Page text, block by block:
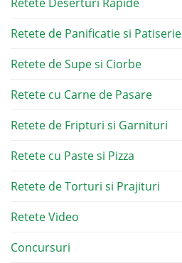
Retete de Panificatie si Patiserie
Retete de Supe si Ciorbe
Retete cu Carne de Pasare
Retete de Fripturi si Garnituri
Retete cu Paste si Pizza
Retete de Torturi si Prajituri
Retete Video
Concursuri